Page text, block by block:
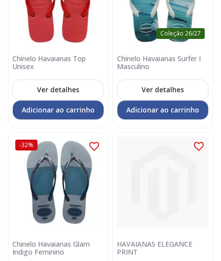
Chinelo Havaianas Top
Unisex
Ver detalhes
Adicionar ao carrinho
Coleção 26/27
Chinelo Havaianas Surfer I
Masculino
Ver detalhes
Adicionar ao carrinho
-32%
Chinelo Havaianas Glam
Indigo Feminino
HAVAIANAS ELEGANCE
PRINT